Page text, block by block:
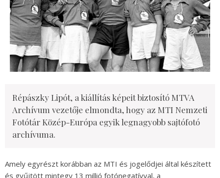
Répászky Lipót, a kiállítás képeit biztosító MTVA
Archívum vezetője elmondta, hogy az MTI Nemzeti
Fotótár Közép-Európa egyik legnagyobb sajtófotó
archívuma.
Amely egyrészt korábban az MTI és jogelődjei által készített
és gyűjtött mintegy 13 millió fotónegatívval, a